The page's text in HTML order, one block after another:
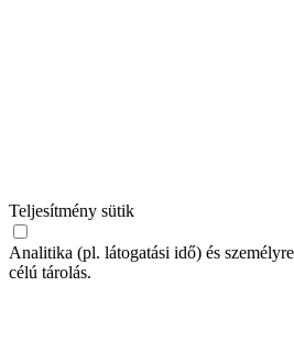
Teljesítmény sütik
Analitika (pl. látogatási idő) és
célú tárolás.